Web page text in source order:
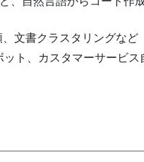
文書クラスタリングなど
ト、カスタマーサービス